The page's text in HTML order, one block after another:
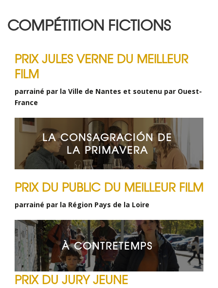
COMPÉTITION FICTIONS
PRIX JULES VERNE DU MEILLEUR
FILM
parrainé par la Ville de Nantes et soutenu par Ouest-
France
LA CONSAGRACIÓN DE
LA PRIMAVERA
PRIX DU PUBLIC DU MEILLEUR FILM
parrainé par la Région Pays de la Loire
À CONTRETEMPS
PRIX DU JURY JEUNE